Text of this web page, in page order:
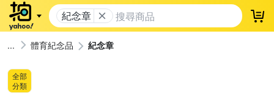
紀念章 登
體育紀念品 紀念章
全部
分類